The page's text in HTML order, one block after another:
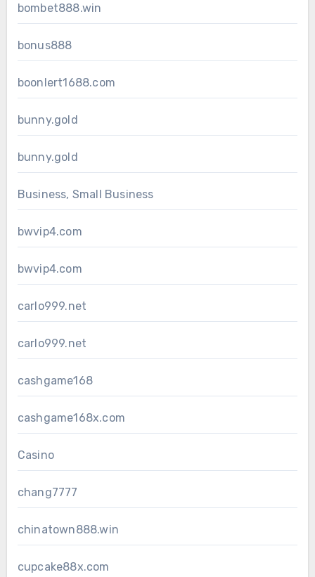
bombet888.win
bonus888
boonlert1688.com
bunny.gold
bunny.gold
Business, Small Business
bwvip4.com
bwvip4.com
carlo999.net
carlo999.net
cashgame168
cashgame168x.com
Casino
chang7777
chinatown888.win
cupcake88x.com